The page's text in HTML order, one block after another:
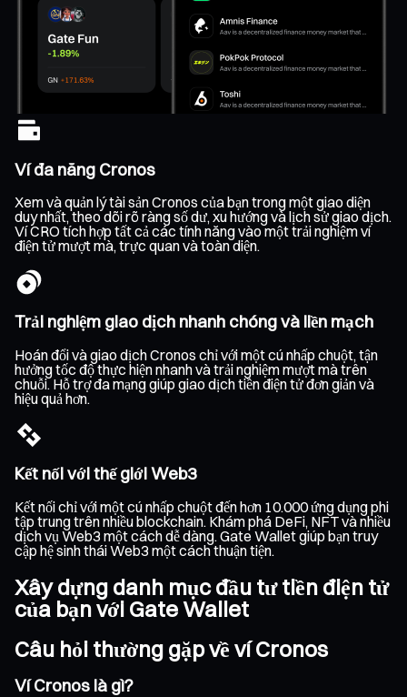
Ví đa năng Cronos
Xem và quản lý tài sản Cronos của bạn trong một giao diện
duy nhất, theo dõi rõ ràng số dư, xu hướng và lịch sử giao dịch.
Ví CRO tích hợp tất cả các tính năng vào một trải nghiệm ví
điện tử mượt mà, trực quan và toàn diện.
Trải nghiệm giao dịch nhanh chóng và liền mạch
Hoán đổi và giao dịch Cronos chỉ với một cú nhấp chuột, tận
hưởng tốc độ thực hiện nhanh và trải nghiệm mượt mà trên
chuỗi. Hỗ trợ đa mạng giúp giao dịch tiền điện tử đơn giản và
hiệu quả hơn.
Kết nối với thế giới Web3
Kết nối chỉ với một cú nhấp chuột đến hơn 10.000 ứng dụng phi
tập trung trên nhiều blockchain. Khám phá DeFi, NFT và nhiều
dịch vụ Web3 một cách dễ dàng. Gate Wallet giúp bạn truy
cập hệ sinh thái Web3 một cách thuận tiện.
Xây dựng danh mục đầu tư tiền điện tử
của bạn với Gate Wallet
Câu hỏi thường gặp về ví Cronos
Ví Cronos là gì?